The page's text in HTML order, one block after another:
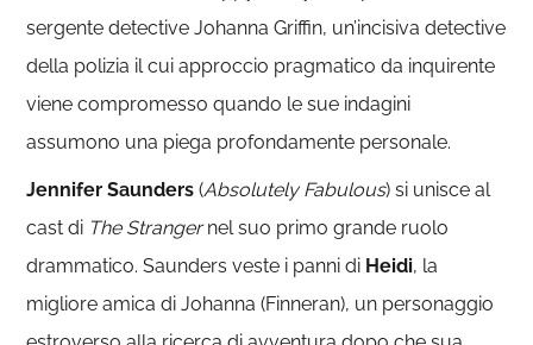
sergente detective Johanna Griffin, un’incisiva detective
della polizia il cui approccio pragmatico da inquirente
viene compromesso quando le sue indagini
assumono una piega profondamente personale.
Jennifer Saunders (Absolutely Fabulous) si unisce al
cast di The Strangernel suo primo grande ruolo
drammatico. Saunders veste i panni di Heidi, la
migliore amica di Johanna (Finneran), un personaggio